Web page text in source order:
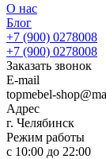
О нас
Блог
+7 (900) 0278008
+7 (900) 0278008
Заказать звонок
E-mail
topmebel-
Адрес
г. Челябинск
Режим работы
с 10:00 до 22:00